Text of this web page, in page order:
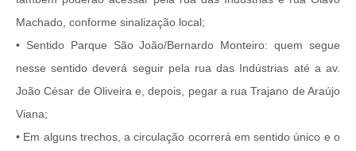
Machado, conforme sinalização local;
• Sentido Parque São João/Bernardo Monteiro: quem segue
nesse sentido deverá seguir pela rua das Indústrias até a av.
João César de Oliveira e, depois, pegar a rua Trajano de Araújo
Viana;
• Em alguns trechos, a circulação ocorrerá em sentido único e o